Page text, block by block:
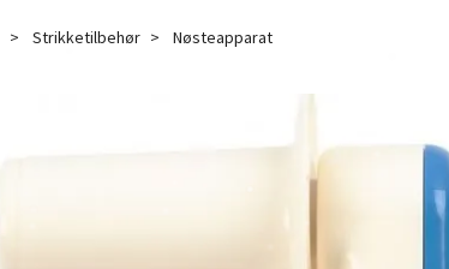
Strikketilbehør Nøsteapparat